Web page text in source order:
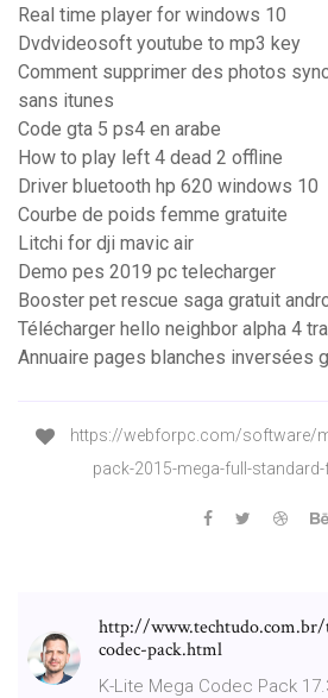
Real time player for windows 10
Dvdvideosoft youtube to mp3 key
Comment supprimer des photos
sans itunes
Code gta 5 ps4 en arabe
How to play left 4 dead 2 offline
Driver bluetooth hp 620 windows 10
Courbe de poids femme gratuite
Litchi for dji mavic air
Demo pes 2019 pc telecharger
Booster pet rescue saga gratuit
Télécharger hello neighbor alpha 4
Annuaire pages blanches inversées
https://webforpc.com/software/
pack-2015-mega-full-
http://
codec-pack.html
K-Lite Mega Codec Pack